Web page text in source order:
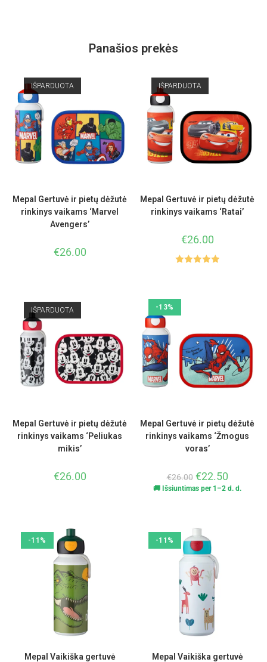
Panašios prekės
IŠPARDUOTA
Mepal Gertuvė ir pietų dėžutė
rinkinys vaikams ‘Marvel
Avengers’
€26.00
IŠPARDUOTA
Mepal Gertuvė ir pietų dėžutė
rinkinys vaikams ‘Ratai’
€26.00
IŠPARDUOTA
Mepal Gertuvė ir pietų dėžutė
rinkinys vaikams ‘Peliukas
mikis’
€26.00
-13%
Mepal Gertuvė ir pietų dėžutė
rinkinys vaikams ‘Žmogus
voras’
€26.00 €22.50
🚚 Išsiuntimas per 1–2 d. d.
-11%
Mepal Vaikiška gertuvė
-11%
Mepal Vaikiška gertuvė